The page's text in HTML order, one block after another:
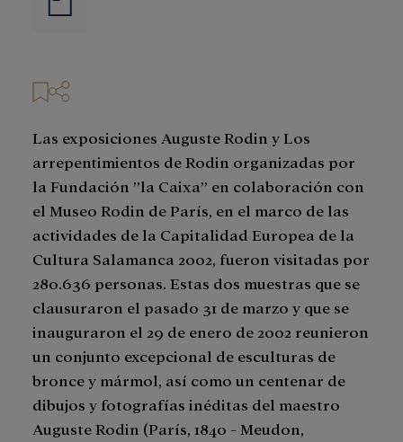
de
Las exposiciones Auguste Rodin y Los
arrepentimientos de Rodin organizadas por
la Fundación ”la Caixa” en colaboración con
el Museo Rodin de París, en el marco de las
actividades de la Capitalidad Europea de la
Cultura Salamanca 2002, fueron visitadas por
280.636 personas. Estas dos muestras que se
clausuraron el pasado 31 de marzo y que se
inauguraron el 29 de enero de 2002 reunieron
un conjunto excepcional de esculturas de
bronce y mármol, así como un centenar de
dibujos y fotografías inéditas del maestro
Auguste Rodin (París, 1840 - Meudon,